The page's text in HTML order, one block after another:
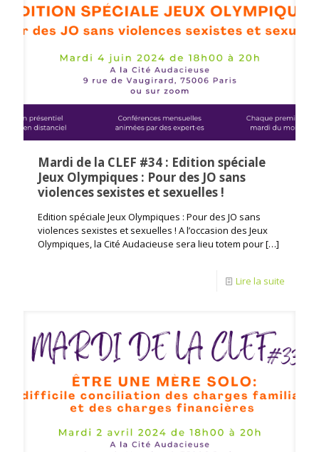
Mardi de la CLEF #34 : Edition spéciale
Jeux Olympiques : Pour des JO sans
violences sexistes et sexuelles !
Edition spéciale Jeux Olympiques : Pour des JO sans
violences sexistes et sexuelles ! A l’occasion des Jeux
Olympiques, la Cité Audacieuse sera lieu totem pour[…]
Lire la suite